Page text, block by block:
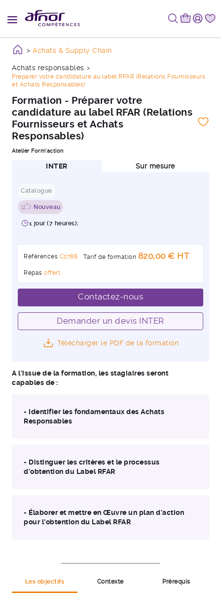
Achats & Supply Chain
Achats responsables
Préparer votre candidature au label RFAR (Relations Fournisseurs
et Achats Responsables)
Formation - Préparer votre
candidature au label RFAR (Relations
Fournisseurs et Achats
Responsables)
Atelier Form'action
INTER Sur mesure
Catalogue
Nouveau
1 jour (7 heures);
Références C2788 Tarif de formation 820,00 € HT
Repas offert
Contactez-nous
Demander un devis INTER
Télécharger le PDF de la formation
A l'issue de la formation, les stagiaires seront
capables de :
- Identifier les fondamentaux des Achats
Responsables
- Distinguer les critères et le processus
d'obtention du Label RFAR
- Élaborer et mettre en Œuvre un plan d'action
pour l'obtention du Label RFAR
Les objectifs Contexte Prérequis